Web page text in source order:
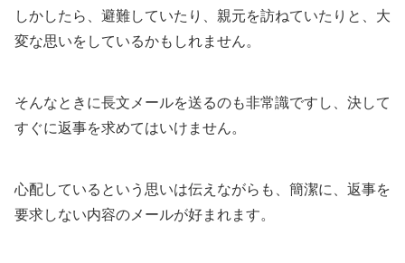
しかしたら、避難していたり、親元を訪ねていたりと、大
変な思いをしているかもしれません。
そんなときに長文メールを送るのも非常識ですし、決して
すぐに返事を求めてはいけません。
心配しているという思いは伝えながらも、簡潔に、返事を
要求しない内容のメールが好まれます。